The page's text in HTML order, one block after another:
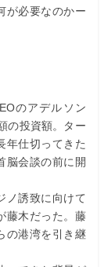
が必要なのかー
のアデルソン
の投資額。ター
年仕切ってきた
脳会談の前に開
ノ誘致に向けて
藤木だった。藤
の港湾を引き継